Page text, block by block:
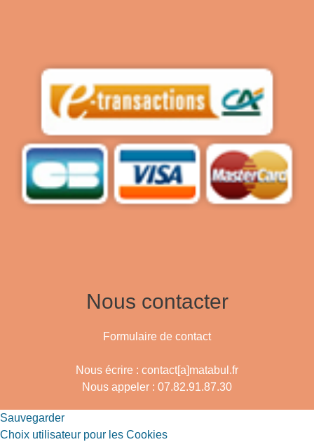
Nous contacter
Formulaire de contact
Nous écrire : contact[a]matabul.fr
Nous appeler : 07.82.91.87.30
Sauvegarder
Choix utilisateur pour les Cookies